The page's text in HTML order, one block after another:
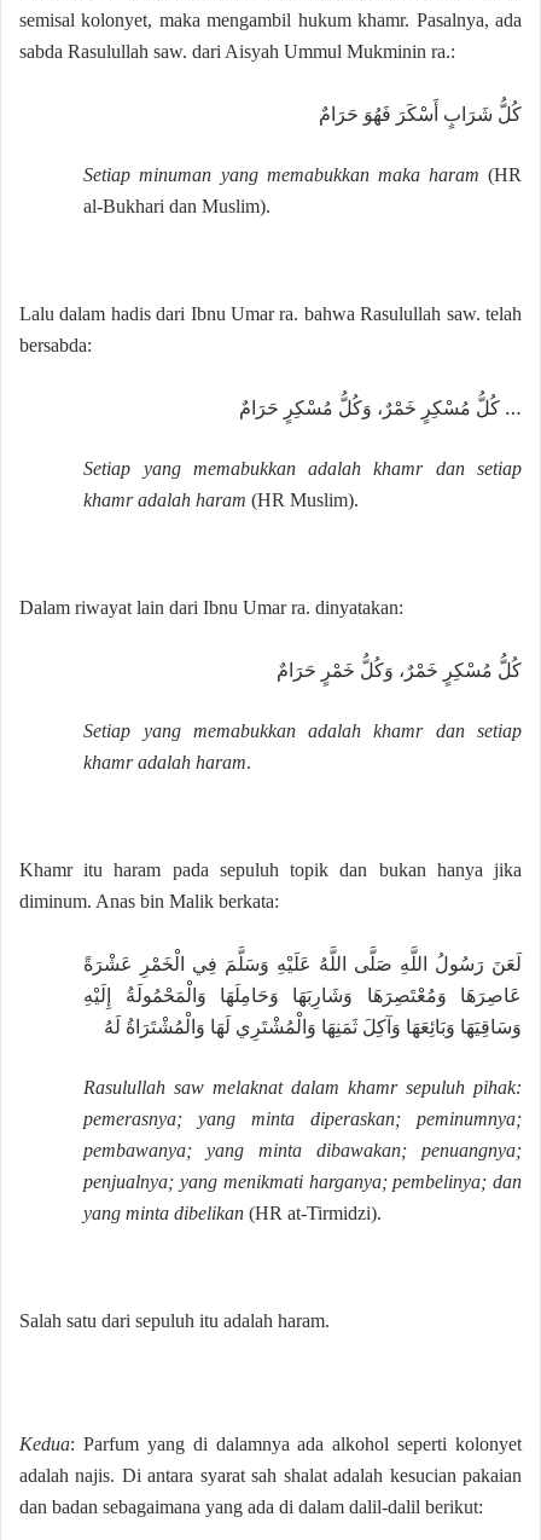
semisal kolonyet, maka mengambil hukum khamr. Pasalnya, ada
sabda Rasulullah saw. dari Aisyah Ummul Mukminin ra.:
كُلُّ شَرَابٍ أَسْكَرَ فَهُوَ حَرَامٌ
Setiap minuman yang memabukkan maka haram (HR
al-Bukhari dan Muslim).
Lalu dalam hadis dari Ibnu Umar ra. bahwa Rasulullah saw. telah
bersabda:
… كُلُّ مُسْكِرٍ خَمْرٌ، وَكُلُّ مُسْكِرٍ حَرَامٌ
Setiap yang memabukkan adalah khamr dan setiap
khamr adalah haram (HR Muslim).
Dalam riwayat lain dari Ibnu Umar ra. dinyatakan:
كُلُّ مُسْكِرٍ خَمْرٌ، وَكُلُّ خَمْرٍ حَرَامٌ
Setiap yang memabukkan adalah khamr dan setiap
khamr adalah haram.
Khamr itu haram pada sepuluh topik dan bukan hanya jika
diminum. Anas bin Malik berkata:
لَعَنَ رَسُولُ اللَّهِ صَلَّى اللَّهُ عَلَيْهِ وَسَلَّمَ فِي الْخَمْرِ عَشْرَةً
عَاصِرَهَا وَمُعْتَصِرَهَا وَشَارِبَهَا وَحَامِلَهَا وَالْمَحْمُولَةُ إِلَيْهِ
وَسَاقِيَهَا وَبَائِعَهَا وَآكِلَ ثَمَنِهَا وَالْمُشْتَرِي لَهَا وَالْمُشْتَرَاةُ لَهُ
Rasulullah saw melaknat dalam khamr sepuluh pihak:
pemerasnya; yang minta diperaskan; peminumnya;
pembawanya; yang minta dibawakan; penuangnya;
penjualnya; yang menikmati harganya; pembelinya; dan
yang minta dibelikan(HR at-Tirmidzi).
Salah satu dari sepuluh itu adalah haram.
Kedua: Parfum yang di dalamnya ada alkohol seperti kolonyet
adalah najis. Di antara syarat sah shalat adalah kesucian pakaian
dan badan sebagaimana yang ada di dalam dalil-dalil berikut: